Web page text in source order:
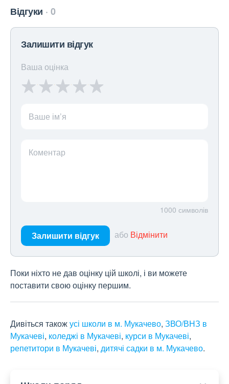
Відгуки 0
Залишити відгук
Ваша оцінка
Ваше ім’я
Коментар
1000 символів
Залишити відгук або Відмінити
Поки ніхто не дав оцінку цій школі, і ви можете
поставити свою оцінку першим.
Дивіться такожусі школи в м. Мукачево, ЗВО/ВНЗ в
Мукачеві, коледжі в Мукачеві, курси в Мукачеві,
репетитори в Мукачеві, дитячі садки в м. Мукачево.